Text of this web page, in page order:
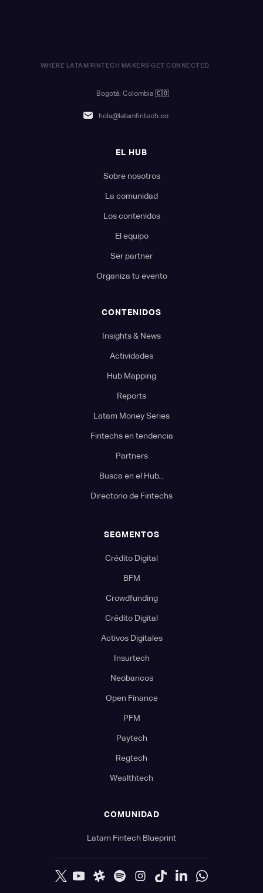
WHERE LATAM FINTECH MAKERS GET CONNECTED.
Bogotá, Colombia 🇨🇴
hola@latamfintech.co
EL HUB
Sobre nosotros
La comunidad
Los contenidos
El equipo
Ser partner
Organiza tu evento
CONTENIDOS
Insights & News
Actividades
Hub Mapping
Reports
Latam Money Series
Fintechs en tendencia
Partners
Busca en el Hub...
Directorio de Fintechs
SEGMENTOS
Crédito Digital
BFM
Crowdfunding
Crédito Digital
Activos Digitales
Insurtech
Neobancos
Open Finance
PFM
Paytech
Regtech
Wealthtech
COMUNIDAD
Latam Fintech Blueprint